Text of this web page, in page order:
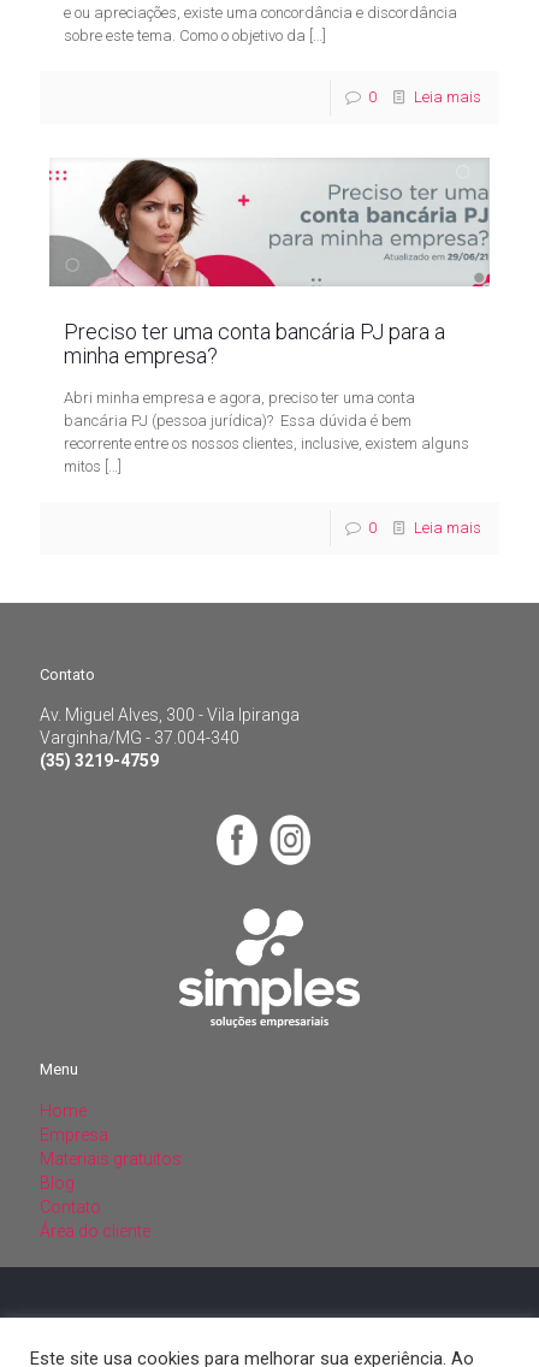
e ou apreciações, existe uma concordância e discordância
sobre este tema. Como o objetivo da […]
0 Leia mais
Preciso ter uma conta bancária PJ para a
minha empresa?
Abri minha empresa e agora, preciso ter uma conta
bancária PJ (pessoa jurídica)? Essa dúvida é bem
recorrente entre os nossos clientes, inclusive, existem alguns
mitos […]
0 Leia mais
Varginha/MG - 37.004-340
Menu
Contato
Av. Miguel Alves, 300 - Vila Ipiranga
Varginha/MG - 37.004-340
(35) 3219-4759
Menu
Home
Empresa
Materiais gratuitos
Blog
Contato
Área do cliente
LTDA
Este site usa cookies para melhorar sua experiência. Ao